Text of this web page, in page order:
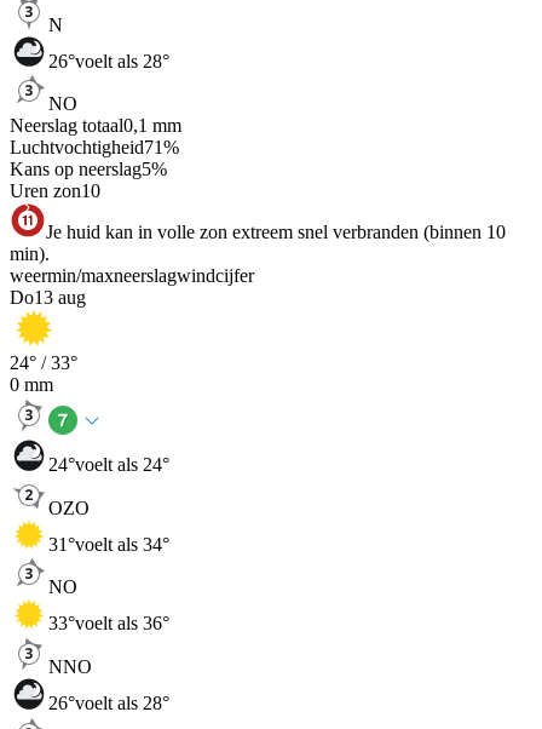
N
26°voelt als 28°
NO
Neerslag totaal0,1 mm
Luchtvochtigheid71%
Kans op neerslag5%
Uren zon10
Je huid kan in volle zon extreem snel verbranden (binnen 10
min).
weermin/maxneerslagwindcijfer
Do13 aug
24° /33°
0 mm
24°voelt als 24°
OZO
31°voelt als 34°
NO
33°voelt als 36°
NNO
26°voelt als 28°